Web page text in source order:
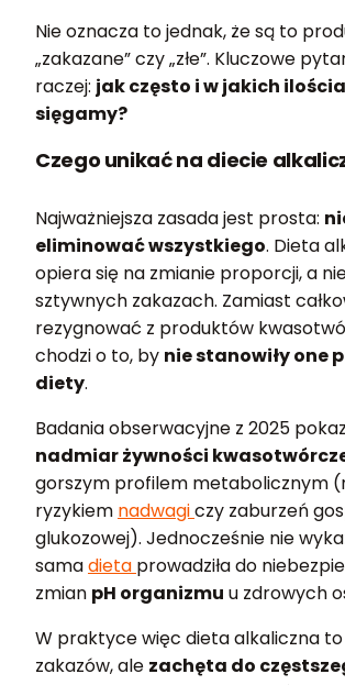
Nie oznacza to jednak, że są to
„zakazane” czy „złe”. Kluczowe
raczej: jak często i w jakich
sięgamy?
Czego unikać na diecie
Najważniejsza zasada jest prosta:
eliminować wszystkiego. Dieta
opiera się na zmianie proporcji, a
sztywnych zakazach. Zamiast
rezygnować z produktów
chodzi o to, by nie stanowiły one
diety.
Badania obserwacyjne z 2025
nadmiar żywności
gorszym profilem metabolicznym
ryzykiem nadwagiczy zaburzeń
glukozowej). Jednocześnie nie
samadieta prowadziła do
zmian pH organizmu u zdrowych
W praktyce więc dieta alkaliczna
zakazów, ale zachęta do